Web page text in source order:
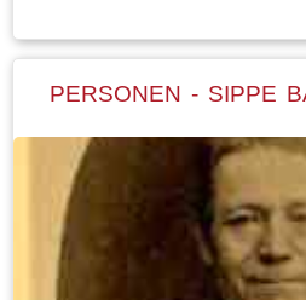
Voorheen was dit allemaal
dit lapje grond een stjelp
daarvoor f 600,- van
Mitselwier. Voorheen
de boerderij Lyts Ropta
Mogelijk is de naam van
PERSONEN - SIPPE